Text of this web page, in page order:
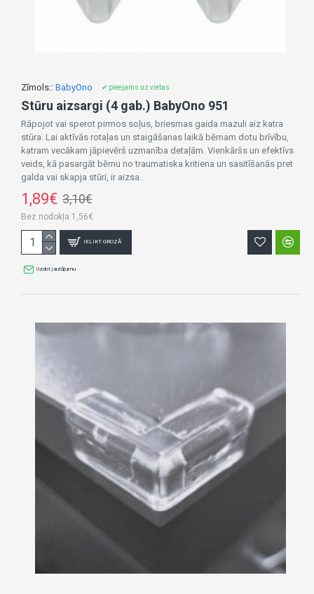
Zīmols:: BabyOno ✔ pieejams uz vietas
Stūru aizsargi (4 gab.) BabyOno 951
Rāpojot vai sperot pirmos soļus, briesmas gaida mazuli aiz katra
stūra. Lai aktīvās rotaļas un staigāšanas laikā bērnam dotu brīvību,
katram vecākam jāpievērš uzmanība detaļām. Vienkāršs un efektīvs
veids, kā pasargāt bērnu no traumatiska kritiena un sasitīšanās pret
galda vai skapja stūri, ir aizsa..
1,89€ 3,10€
Bez nodokļa:1,56€
IELIKT GROZĀ
Uzdot jautājumu